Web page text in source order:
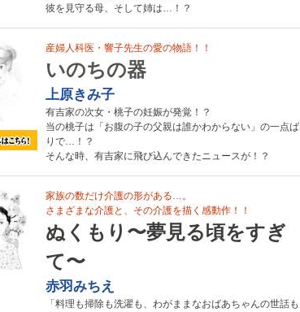
彼を見守る母、そして姉は…！？
産婦人科医・響子先生の愛の物語！！
いのちの器
上原きみ子
有吉家の次女・桃子の妊娠が発覚！？
当の桃子は「お腹の子の父親は誰かわからない」の一点ば
りで…！？
そんな時、有吉家に飛び込んできたニュースが！？
家族の数だけ介護の形がある…。
さまざまな介護と、その介護を描く感動作！！
ぬくもり〜夢見る頃をすぎ
て〜
赤羽みちえ
「料理も掃除も洗濯も、わがままなおばあちゃんの世話も